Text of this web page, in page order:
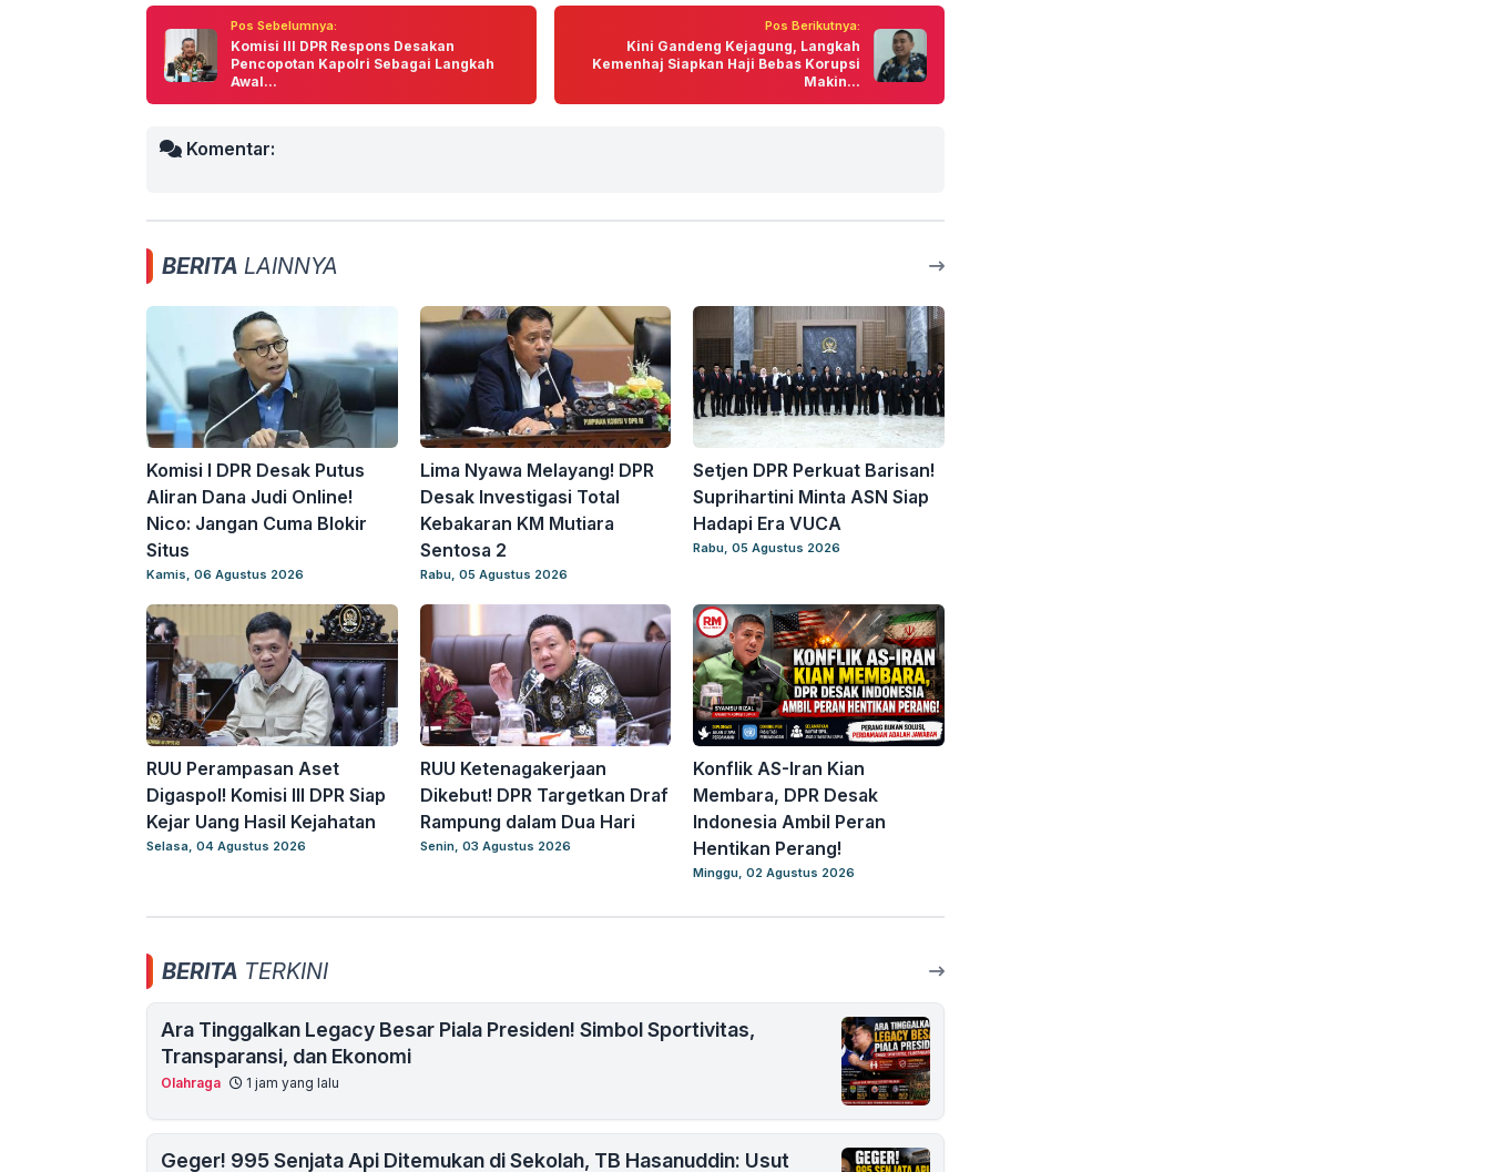
Pos Sebelumnya:
Komisi III DPR Respons Desakan
Pencopotan Kapolri Sebagai Langkah
Awal...
Pos Berikutnya:
Kini Gandeng Kejagung, Langkah
Kemenhaj Siapkan Haji Bebas Korupsi
Makin...
Komentar:
BERITA LAINNYA
Komisi I DPR Desak Putus
Aliran Dana Judi Online!
Nico: Jangan Cuma Blokir
Situs
Kamis, 06 Agustus 2026
Lima Nyawa Melayang! DPR
Desak Investigasi Total
Kebakaran KM Mutiara
Sentosa 2
Rabu, 05 Agustus 2026
Setjen DPR Perkuat Barisan!
Suprihartini Minta ASN Siap
Hadapi Era VUCA
Rabu, 05 Agustus 2026
RUU Perampasan Aset
Digaspol! Komisi III DPR Siap
Kejar Uang Hasil Kejahatan
Selasa, 04 Agustus 2026
RUU Ketenagakerjaan
Dikebut! DPR Targetkan Draf
Rampung dalam Dua Hari
Senin, 03 Agustus 2026
Konflik AS-Iran Kian
Membara, DPR Desak
Indonesia Ambil Peran
Hentikan Perang!
Minggu, 02 Agustus 2026
BERITA TERKINI
Ara Tinggalkan Legacy Besar Piala Presiden! Simbol Sportivitas,
Transparansi, dan Ekonomi
Olahraga 1 jam yang lalu
Geger! 995 Senjata Api Ditemukan di Sekolah, TB Hasanuddin: Usut